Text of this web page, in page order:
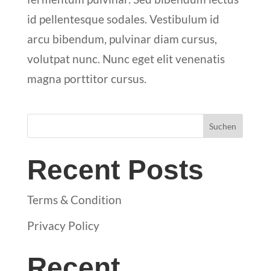
id pellentesque sodales. Vestibulum id
arcu bibendum, pulvinar diam cursus,
volutpat nunc. Nunc eget elit venenatis
magna porttitor cursus.
Suchen
Recent Posts
Terms & Condition
Privacy Policy